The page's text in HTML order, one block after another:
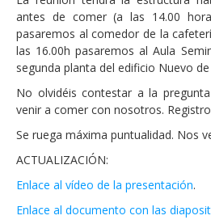
antes de comer (a las 14.00
pasaremos al comedor de la
las 16.00h pasaremos al Aula
segunda planta del edificio Nuevo
No olvidéis contestar a la
venir a comer con nosotros.
Se ruega máxima puntualidad. Nos
ACTUALIZACIÓN:
Enlace al vídeo de la presentación.
Enlace al documento con las